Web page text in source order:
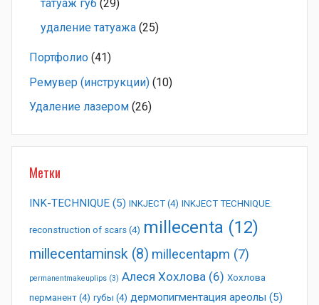
татуаж губ (29)
удаление татуажа (25)
Портфолио (41)
Ремувер (инструкции) (10)
Удаление лазером (26)
Метки
INK-TECHNIQUE (5) INKJECT (4) INKJECT TECHNIQUE:
reconstruction of scars (4) millecenta (12)
millecentaminsk (8) millecentapm (7)
permanentmakeuplips (3) Алеся Хохлова (6) Хохлова
перманент (4) губы (4) дермопигментация ареолы (5)